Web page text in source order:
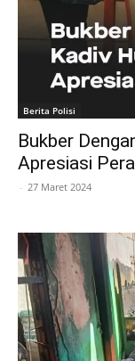
Berita Polisi
Bukber
Apresiasi
- 27 Maret 2024